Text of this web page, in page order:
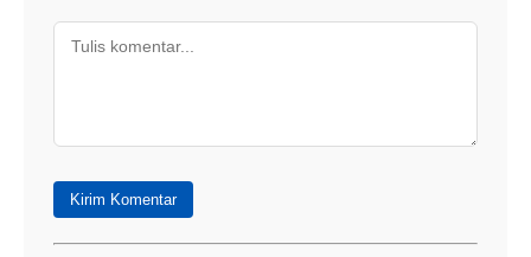
Kirim Komentar